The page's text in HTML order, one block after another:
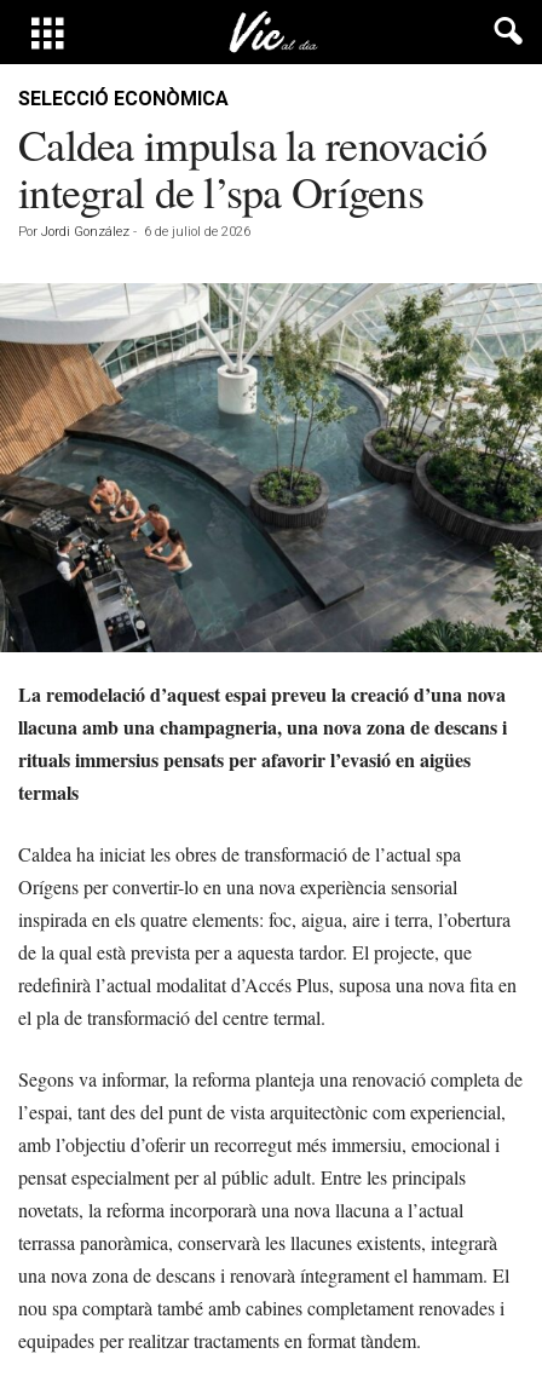
SELECCIÓ ECONÒMICA
Caldea impulsa la renovació
integral de l’spa Orígens
Por Jordi González - 6 de juliol de 2026
La remodelació d’aquest espai preveu la creació d’una nova
llacuna amb una champagneria, una nova zona de descans i
rituals immersius pensats per afavorir l’evasió en aigües
termals
Caldea ha iniciat les obres de transformació de l’actual spa
Orígens per convertir-lo en una nova experiència sensorial
inspirada en els quatre elements: foc, aigua, aire i terra, l’obertura
de la qual està prevista per a aquesta tardor. El projecte, que
redefinirà l’actual modalitat d’Accés Plus, suposa una nova fita en
el pla de transformació del centre termal.
Segons va informar, la reforma planteja una renovació completa de
l’espai, tant des del punt de vista arquitectònic com experiencial,
amb l’objectiu d’oferir un recorregut més immersiu, emocional i
pensat especialment per al públic adult. Entre les principals
novetats, la reforma incorporarà una nova llacuna a l’actual
terrassa panoràmica, conservarà les llacunes existents, integrarà
una nova zona de descans i renovarà íntegrament el hammam. El
nou spa comptarà també amb cabines completament renovades i
equipades per realitzar tractaments en format tàndem.